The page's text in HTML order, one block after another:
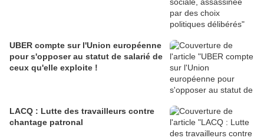
UBER compte sur l'Union européenne
pour s'opposer au statut de salarié de
ceux qu'elle exploite !
LACQ : Lutte des travailleurs contre
chantage patronal